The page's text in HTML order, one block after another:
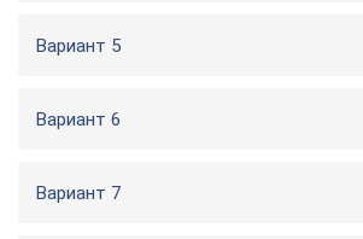
Вариант 5
Вариант 6
Вариант 7